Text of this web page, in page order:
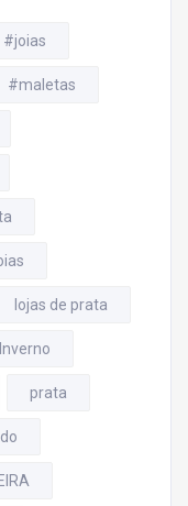
#joias
#maletas
lojas de prata
prata